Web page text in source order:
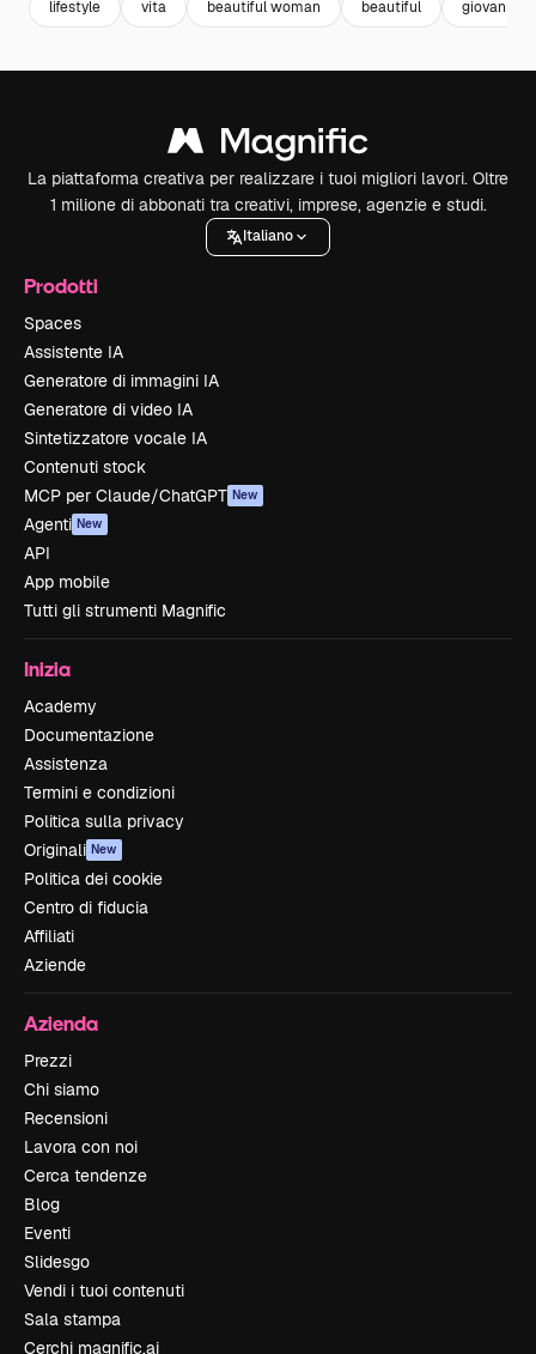
lifestyle vita beautiful woman beautiful giovani
La piattaforma creativa per realizzare i tuoi migliori lavori. Oltre
1 milione di abbonati tra creativi, imprese, agenzie e studi.
Italiano
Prodotti
Spaces
Assistente IA
Generatore di immagini IA
Generatore di video IA
Sintetizzatore vocale IA
Contenuti stock
MCP per Claude/ChatGPT New
Agenti New
API
App mobile
Tutti gli strumenti Magnific
Inizia
Academy
Documentazione
Assistenza
Termini e condizioni
Politica sulla privacy
Originali New
Politica dei cookie
Centro di fiducia
Affiliati
Aziende
Azienda
Prezzi
Chi siamo
Recensioni
Lavora con noi
Cerca tendenze
Blog
Eventi
Slidesgo
Vendi i tuoi contenuti
Sala stampa
Cerchi magnific.ai